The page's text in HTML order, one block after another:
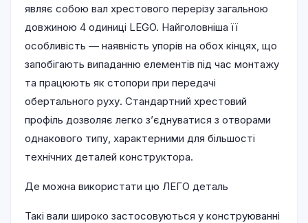
являє собою вал хрестового перерізу загальною
довжиною 4 одиниці LEGO. Найголовніша її
особливість — наявність упорів на обох кінцях, що
запобігають випаданню елементів під час монтажу
та працюють як стопори при передачі
обертального руху. Стандартний хрестовий
профіль дозволяє легко з’єднуватися з отворами
однакового типу, характерними для більшості
технічних деталей конструктора.
Де можна використати цю ЛЕГО деталь
Такі вали широко застосовуються у конструюванні